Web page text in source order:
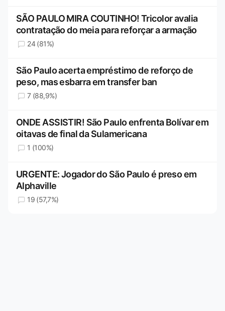
SÃO PAULO MIRA COUTINHO! Tricolor avalia
contratação do meia para reforçar a armação
24 (81%)
São Paulo acerta empréstimo de reforço de
peso, mas esbarra em transfer ban
7 (88,9%)
ONDE ASSISTIR! São Paulo enfrenta Bolívar em
oitavas de final da Sulamericana
1 (100%)
URGENTE: Jogador do São Paulo é preso em
Alphaville
19 (57,7%)